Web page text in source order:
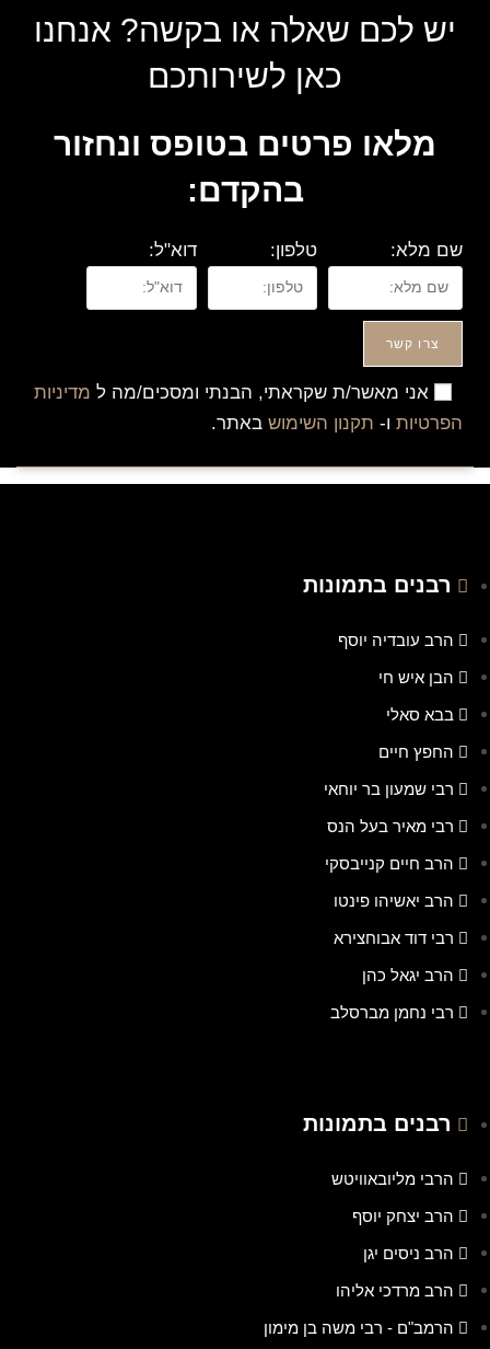
יש לכם שאלה או בקשה? אנחנו
כאן לשירותכם
מלאו פרטים בטופס ונחזור
בהקדם:
שם מלא: טלפון: דוא"ל:
אני מאשר/ת שקראתי, הבנתי ומסכים/מה ל מדיניות
הפרטיות ו- תקנון השימוש באתר.
צרו קשר
רבנים בתמונות
הרב עובדיה יוסף
הבן איש חי
בבא סאלי
החפץ חיים
רבי שמעון בר יוחאי
רבי מאיר בעל הנס
הרב חיים קנייבסקי
הרב יאשיהו פינטו
רבי דוד אבוחצירא
הרב יגאל כהן
רבי נחמן מברסלב
רבנים בתמונות
הרבי מליובאוויטש
הרב יצחק יוסף
הרב ניסים יגן
הרב מרדכי אליהו
הרמב"ם - רבי משה בן מימון